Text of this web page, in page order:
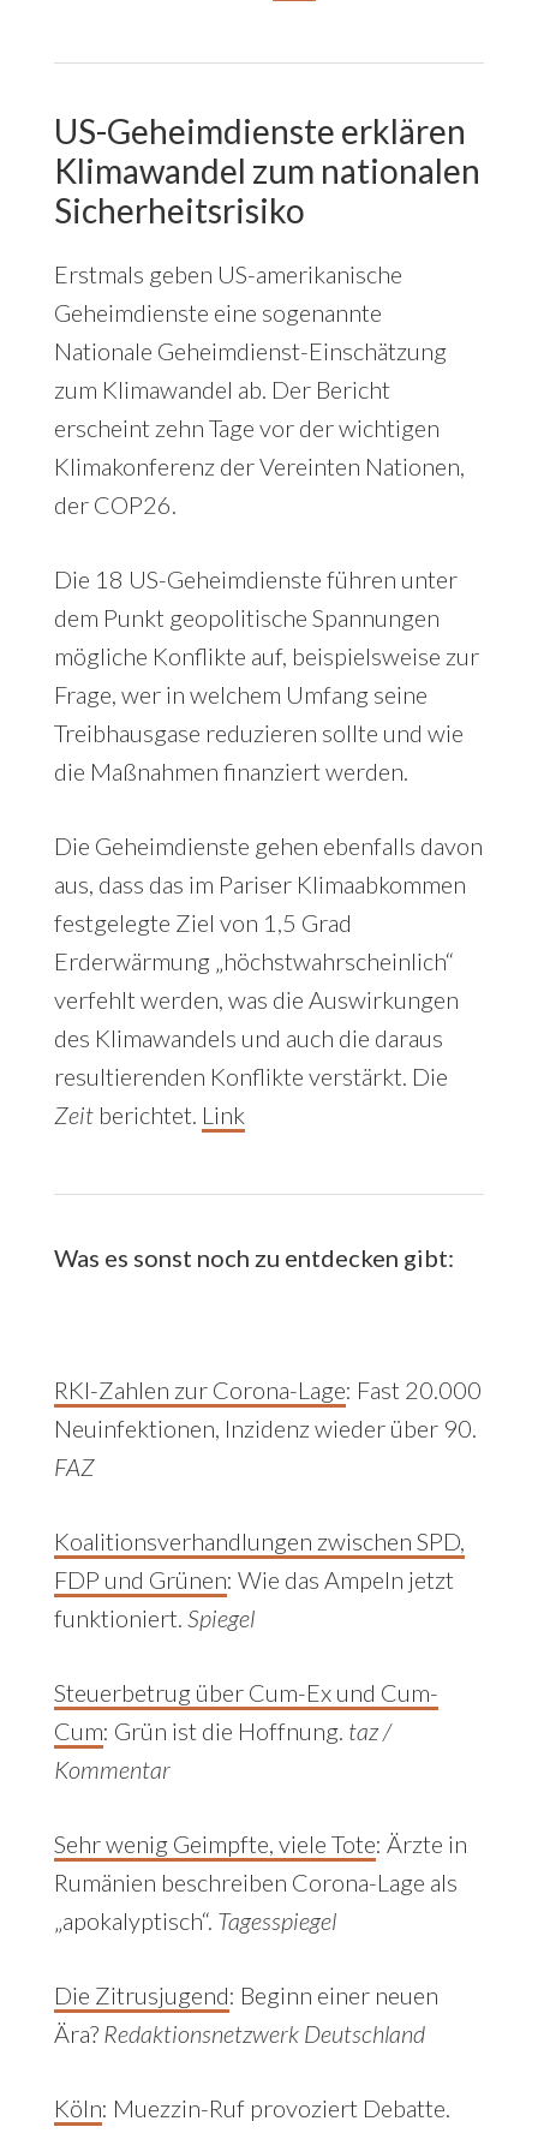
US-Geheimdienste erklären
Klimawandel zum nationalen
Sicherheitsrisiko
Erstmals geben US-amerikanische
Geheimdienste eine sogenannte
Nationale Geheimdienst-Einschätzung
zum Klimawandel ab. Der Bericht
erscheint zehn Tage vor der wichtigen
Klimakonferenz der Vereinten Nationen,
der COP26.
Die 18 US-Geheimdienste führen unter
dem Punkt geopolitische Spannungen
mögliche Konflikte auf, beispielsweise zur
Frage, wer in welchem Umfang seine
Treibhausgase reduzieren sollte und wie
die Maßnahmen finanziert werden.
Die Geheimdienste gehen ebenfalls davon
aus, dass das im Pariser Klimaabkommen
festgelegte Ziel von 1,5 Grad
Erderwärmung „höchstwahrscheinlich“
verfehlt werden, was die Auswirkungen
des Klimawandels und auch die daraus
resultierenden Konflikte verstärkt. Die
Zeitberichtet. Link
Was es sonst noch zu entdecken gibt:
RKI-Zahlen zur Corona-Lage: Fast 20.000
Neuinfektionen, Inzidenz wieder über 90.
FAZ
Koalitionsverhandlungen zwischen SPD,
FDP und Grünen: Wie das Ampeln jetzt
funktioniert. Spiegel
Steuerbetrug über Cum-Ex und Cum-
Cum: Grün ist die Hoffnung. taz /
Kommentar
Sehr wenig Geimpfte, viele Tote: Ärzte in
Rumänien beschreiben Corona-Lage als
„apokalyptisch“. Tagesspiegel
Die Zitrusjugend: Beginn einer neuen
Ära? Redaktionsnetzwerk Deutschland
Köln: Muezzin-Ruf provoziert Debatte.